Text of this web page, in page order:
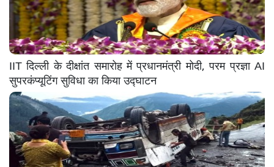
IIT दिल्ली के दीक्षांत समारोह में प्रधानमंत्री मोदी, परम प्रज्ञा AI
सुपरकंप्यूटिंग सुविधा का किया उद्घाटन